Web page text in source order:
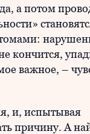
а потом
кончится,
важное, –
и, испытывая
причину. А